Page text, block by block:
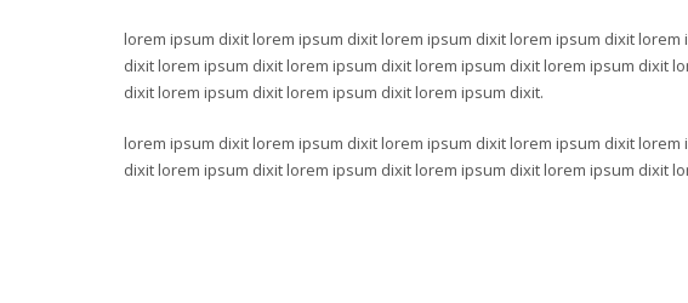
lorem ipsum dixit lorem ipsum dixit lorem ipsum dixit lorem ipsum dixit
dixit lorem ipsum dixit lorem ipsum dixit lorem ipsum dixit lorem ipsum dixit
dixit lorem ipsum dixit lorem ipsum dixit lorem ipsum dixit.
lorem ipsum dixit lorem ipsum dixit lorem ipsum dixit lorem ipsum dixit
dixit lorem ipsum dixit lorem ipsum dixit lorem ipsum dixit lorem ipsum dixit